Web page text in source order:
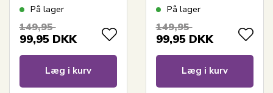
ophæng
På lager
149,95
99,95 DKK
Læg i kurv
ophæng
På lager
149,95
99,95 DKK
Læg i kurv